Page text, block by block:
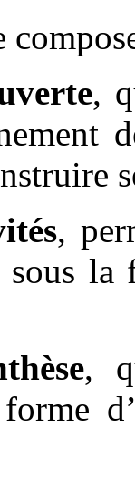
,
,
sous
,